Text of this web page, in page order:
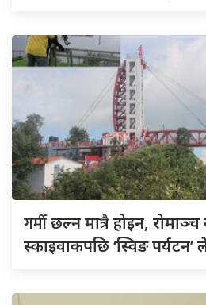
गर्मीछल्न मात्रै होइन,
स्काइवाकपछि ‘स्विङ पर्यटन’